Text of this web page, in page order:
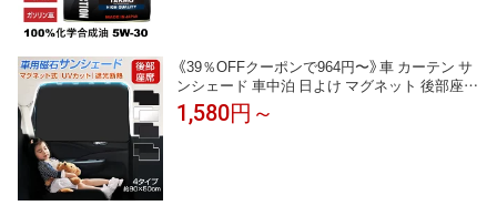
《39％OFFクーポンで964円〜》車 カーテン サ
ンシェード 車中泊 日よけ マグネット 後部座席
メッシュ UVカット 目隠し 軽自動車 2枚セット
サイド 車窓 遮光 遮熱 紫外線対策 折り畳み 送
1,580円～